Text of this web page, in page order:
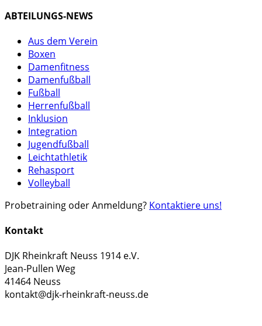
ABTEILUNGS-NEWS
Aus dem Verein
Boxen
Damenfitness
Damenfußball
Fußball
Herrenfußball
Inklusion
Integration
Jugendfußball
Leichtathletik
Rehasport
Volleyball
Probetraining oder Anmeldung? Kontaktiere uns!
Kontakt
DJK Rheinkraft Neuss 1914 e.V.
Jean-Pullen Weg
41464 Neuss
kontakt@djk-rheinkraft-neuss.de